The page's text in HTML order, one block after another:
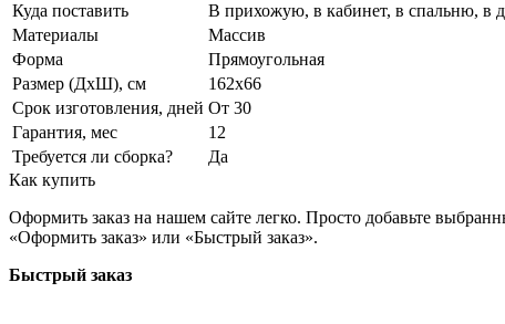
Куда поставить
В прихожую, в кабинет, в спальню, в
Материалы
Массив
Форма
Прямоугольная
Размер (ДхШ), см
162х66
Срок изготовления, дней От 30
Гарантия, мес
12
Требуется ли сборка?
Да
Как купить
Оформить заказ на нашем сайте легко. Просто добавьте
«Оформить заказ» или «Быстрый заказ».
Быстрый заказ